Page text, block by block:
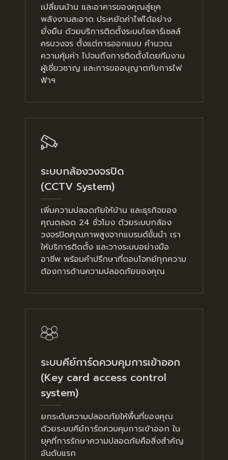
เปลี่ยนบ้าน และอาคารของคุณสู่ยุค
พลังงานสะอาด ประหยัดค่าไฟได้อย่าง
ยั่งยืน ด้วยบริการติดตั้งระบบโซลาร์เซลล์
ครบวงจร ตั้งแต่การออกแบบ คำนวณ
ความคุ้มค่า ไปจนถึงการติดตั้งโดยทีมงาน
ผู้เชี่ยวชาญ และการขออนุญาตกับการไฟ
ฟ้าฯ
ระบบกล้องวงจรปิด
(CCTV System)
เพิ่มความปลอดภัยให้บ้าน และธุรกิจของ
คุณตลอด 24 ชั่วโมง ด้วยระบบกล้อง
วงจรปิดคุณภาพสูงจากแบรนด์ชั้นนำ เรา
ให้บริการติดตั้ง และวางระบบอย่างมือ
อาชีพ พร้อมคำปรึกษาที่ตอบโจทย์ทุกความ
ต้องการด้านความปลอดภัยของคุณ
ระบบคีย์การ์ดควบคุมการเข้าออก
(Key card access control
system)
ยกระดับความปลอดภัยให้พื้นที่ของคุณ
ด้วยระบบคีย์การ์ดควบคุมการเข้าออก ใน
ยุคที่การรักษาความปลอดภัยคือสิ่งสำคัญ
อันดับแรก